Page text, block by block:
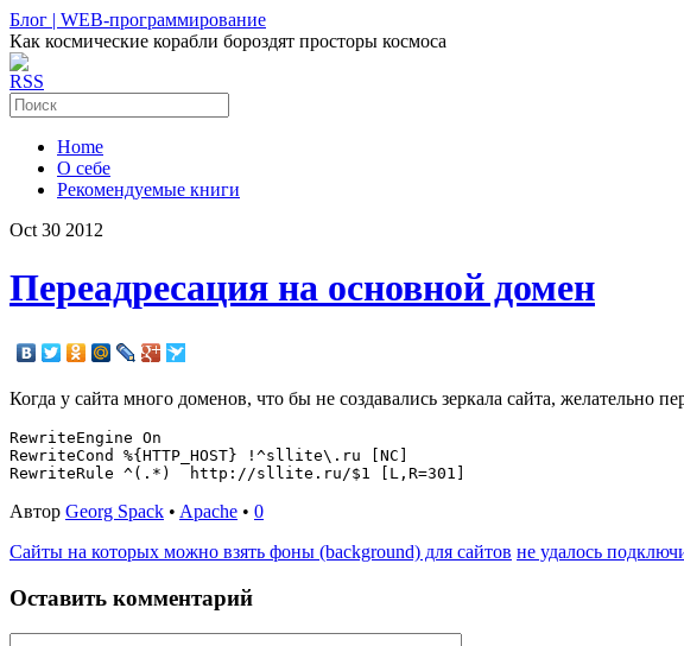
Блог | WEB-программирование
Как космические корабли бороздят просторы космоса
RSS
Home
О себе
Рекомендуемые книги
Oct 30 2012
Переадресация на основной домен
Когда у сайта много доменов, что бы не создавались зеркала сайта, желательно
RewriteEngine On
RewriteCond %{HTTP_HOST} !^sllite\.ru [NC]
Автор Georg Spack • Apache • 0
Сайты на которых можно взять фоны (background) для сайтов не удалось
Оставить комментарий